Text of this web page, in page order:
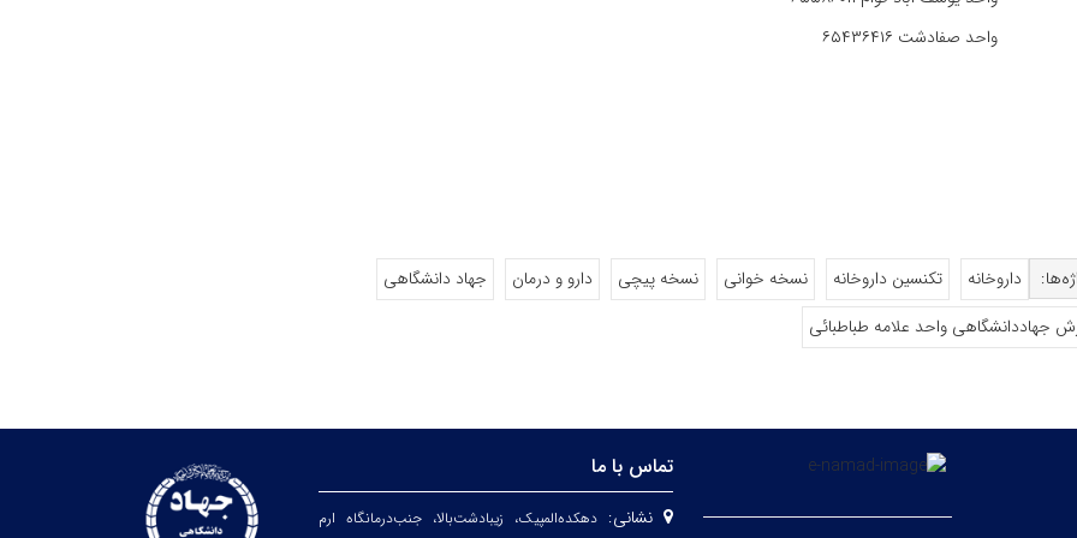
واحد صفادشت
داروخانه تکنسین داروخانه نسخه خوانی نسخه پیچی دارو و درمان
جهاد دانشگاهی
جهاددانشگاهی واحد علامه طباطبائی
تماس با ما
نشانی:دهکده‌المپیک، زیبا‌دشت‌بالا، جنب‌درمانگاه ارم